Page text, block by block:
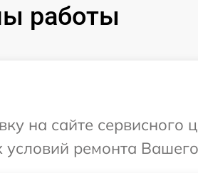
работы
на сайте
ремонта